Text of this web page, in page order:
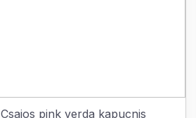
Csajos pink verda kapucnis